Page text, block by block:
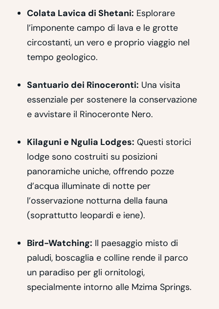
Colata Lavica di Shetani: Esplorare
l’imponente campo di lava e le grotte
circostanti, un vero e proprio viaggio nel
tempo geologico.
Santuario dei Rinoceronti: Una visita
essenziale per sostenere la conservazione
e avvistare il Rinoceronte Nero.
Kilaguni e Ngulia Lodges: Questi storici
lodge sono costruiti su posizioni
panoramiche uniche, offrendo pozze
d’acqua illuminate di notte per
l’osservazione notturna della fauna
(soprattutto leopardi e iene).
Bird-Watching: Il paesaggio misto di
paludi, boscaglia e colline rende il parco
un paradiso per gli ornitologi,
specialmente intorno alle Mzima Springs.